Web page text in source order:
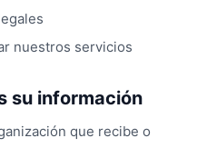
nuestros servicios
su información
que recibe o